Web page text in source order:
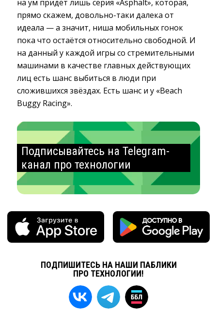
на ум придёт лишь серия «Asphalt», которая,
прямо скажем, довольно-таки далека от
идеала — а значит, ниша мобильных гонок
пока что остаётся относительно свободной. И
на данный у каждой игры со стремительными
машинами в качестве главных действующих
лиц есть шанс выбиться в люди при
сложившихся звёздах. Есть шанс и у «Beach
Buggy Racing».
Подписывайтесь на Telegram-
канал про технологии
ПОДПИШИТЕСЬ НА НАШИ ПАБЛИКИ
ПРО ТЕХНОЛОГИИ!